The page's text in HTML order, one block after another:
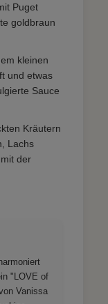
Puget
goldbraun
kleinen
und etwas
Sauce
Kräutern
Lachs
der
"LOVE of
Vanissa